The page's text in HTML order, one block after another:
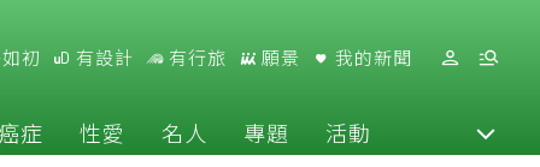
初 有設計 有行旅 願景 我的新聞
症 性愛 名人 專題 活動